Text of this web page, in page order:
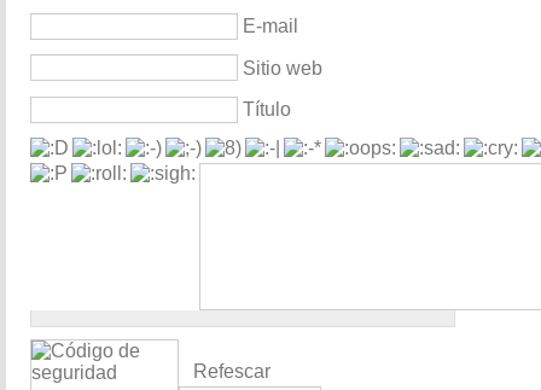
E-mail
Sitio web
Título
Refescar